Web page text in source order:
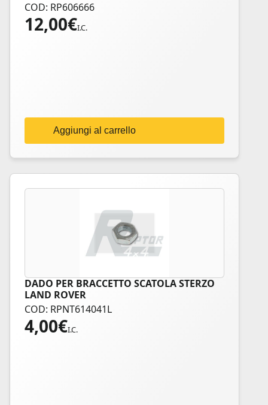
COD: RP606666
12,00€I.C.
Aggiungi al carrello
DADO PER BRACCETTO SCATOLA STERZO
LAND ROVER
COD: RPNT614041L
4,00€I.C.